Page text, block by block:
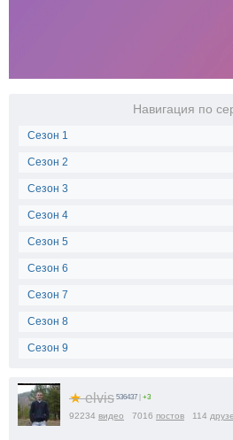
Навигация по
Сезон 1
Сезон 2
Сезон 3
Сезон 4
Сезон 5
Сезон 6
Сезон 7
Сезон 8
Сезон 9
★elvis 536437 | +3
92234 видео 7016 постов 114